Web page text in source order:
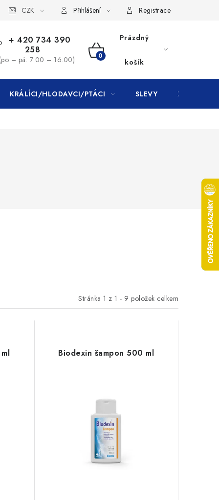
CZK Přihlášení Registrace
+ 420 734 390
258
– pá: 7:00 – 16:00)
NÁKUPNÍ
KOŠÍK
Prázdný
košík
KRÁLÍCI/HLODAVCI/PTÁCI SLEVY ZNAČKY
Stránka 1 z 1 - 9 položek celkem
Biodexin šampon 500 ml